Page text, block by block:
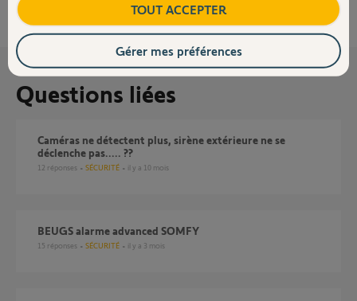
Questions liées
Caméras ne détectent plus, sirène extérieure ne se
déclenche pas..... ??
12 réponses SÉCURITÉ il y a 10 mois
BEUGS alarme advanced SOMFY
15 réponses SÉCURITÉ il y a 3 mois
TOUT ACCEPTER
Gérer mes préférences